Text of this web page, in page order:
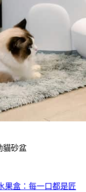
貓砂盆
果盒：每一口都是匠